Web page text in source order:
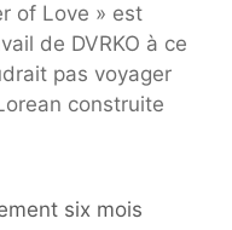
of Love » est
de DVRKO à ce
pas voyager
construite
six mois